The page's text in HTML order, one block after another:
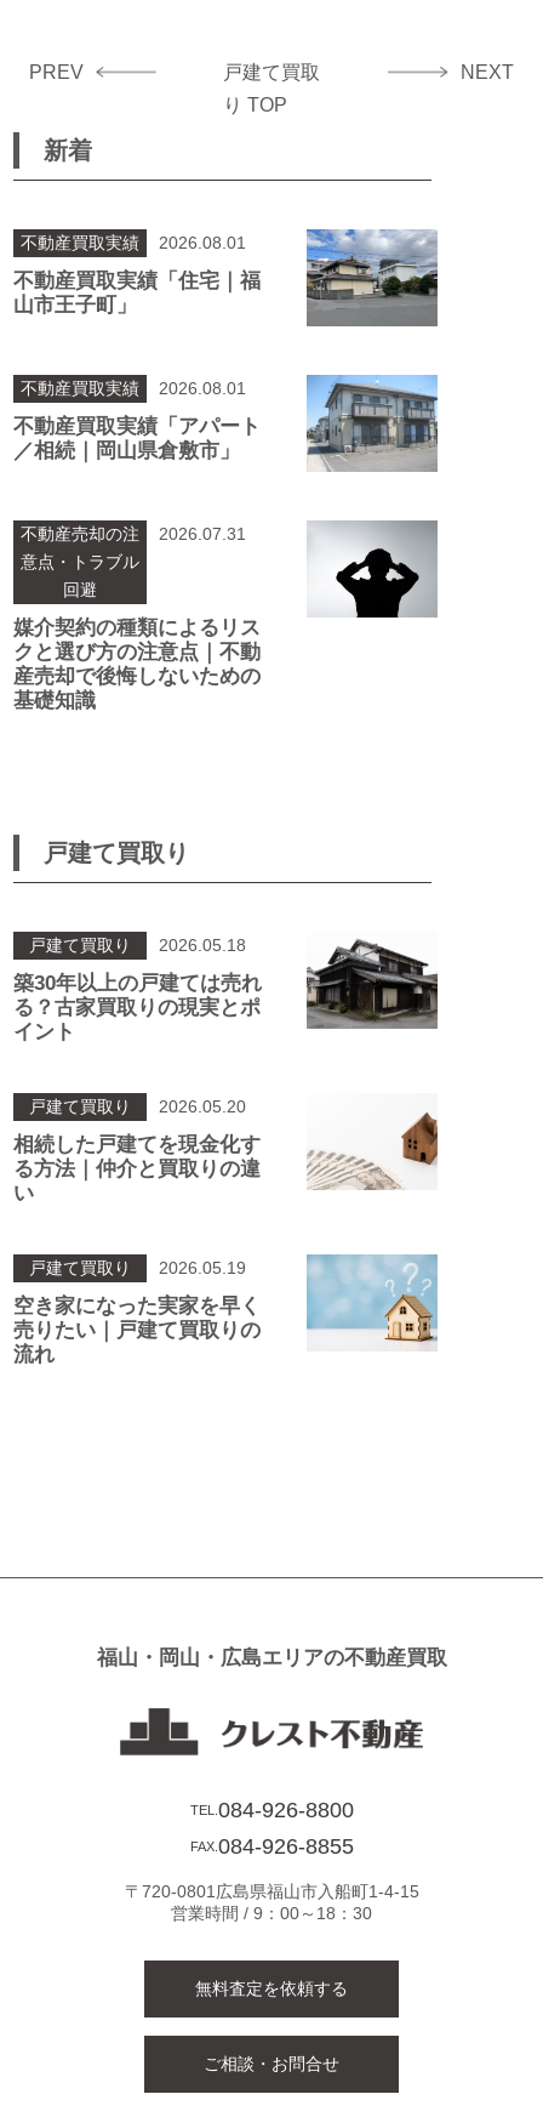
PREV
戸建て買取
り TOP
NEXT
新着
不動産買取実績 2026.08.01
不動産買取実績「住宅｜福
山市王子町」
不動産買取実績 2026.08.01
不動産買取実績「アパート
／相続｜岡山県倉敷市」
不動産売却の注
意点・トラブル
回避
2026.07.31
媒介契約の種類によるリス
クと選び方の注意点｜不動
産売却で後悔しないための
基礎知識
戸建て買取り
戸建て買取り 2026.05.18
築30年以上の戸建ては売れ
る？古家買取りの現実とポ
イント
戸建て買取り 2026.05.20
相続した戸建てを現金化す
る方法｜仲介と買取りの違
い
戸建て買取り 2026.05.19
空き家になった実家を早く
売りたい｜戸建て買取りの
流れ
ゲ
福山・岡山・広島エリアの不動産買取
TEL. 084-926-8800
FAX. 084-926-8855
〒720-0801広島県福山市入船町1-4-15
営業時間 / 9：00～18：30
無料査定を依頼する
ご相談・お問合せ